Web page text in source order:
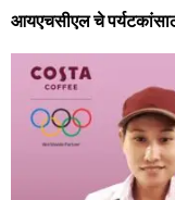
आयएचसीएल चे पर्यटकांसाठी